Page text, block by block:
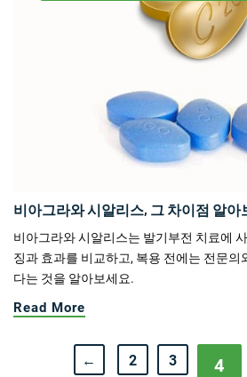
비아그라와 시알리스, 그 차이점 알아
비아그라와 시알리스는 발기부전 치료에
징과 효과를 비교하고, 복용 전에는 전문의
다는 것을 알아보세요.
Read More
← 2 3 4